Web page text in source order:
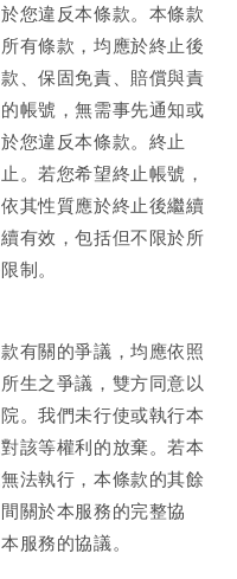
您違反本條款。本條款
有條款，均應於終止後
、保固免責、賠償與責
帳號，無需事先通知或
您違反本條款。終止
。若您希望終止帳號，
其性質應於終止後繼續
有效，包括但不限於所
制。
有關的爭議，均應依照
生之爭議，雙方同意以
。我們未行使或執行本
該等權利的放棄。若本
法執行，本條款的其餘
關於本服務的完整協
服務的協議。